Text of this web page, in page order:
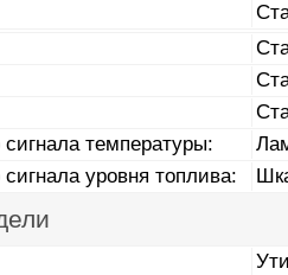
температуры:
уровня топлива: